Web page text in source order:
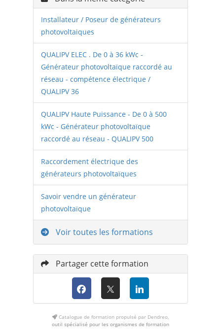
Installateur / Poseur de générateurs
photovoltaiques
QUALIPV ELEC . De 0 à 36 kWc -
Générateur photovoltaïque raccordé au
réseau - compétence électrique /
QUALIPV 36
QUALIPV Haute Puissance - De 0 à 500
kWc - Générateur photovoltaïque
raccordé au réseau - QUALIPV 500
Raccordement électrique des
générateurs photovoltaïques
Savoir vendre un générateur
photovoltaïque
Voir toutes les formations
Partager cette formation
Catalogue de formation propulsé par Dendreo,
outil spécialisé pour les organismes de formation